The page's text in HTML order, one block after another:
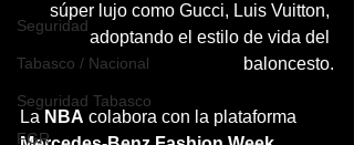
Seguridad
Tabasco / Nacional
Seguridad Tabasco
FGR
súper lujo como Gucci, Luis Vuitton,
adoptando el estilo de vida del
baloncesto.
La NBA colabora con la plataforma